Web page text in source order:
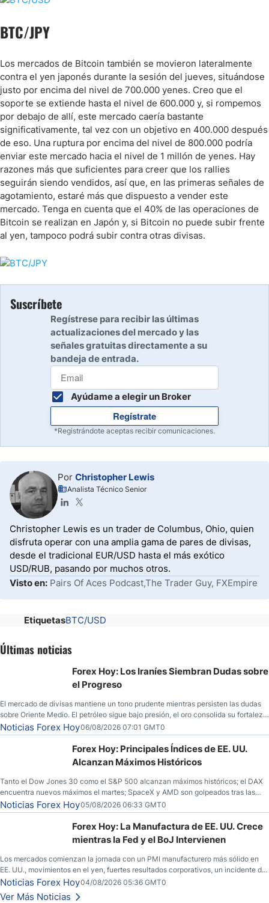
BTC/JPY
Los mercados de Bitcoin también se movieron lateralmente
contra el yen japonés durante la sesión del jueves, situándose
justo por encima del nivel de 700.000 yenes. Creo que el
soporte se extiende hasta el nivel de 600.000 y, si rompemos
por debajo de allí, este mercado caería bastante
significativamente, tal vez con un objetivo en 400.000 después
de eso. Una ruptura por encima del nivel de 800.000 podría
enviar este mercado hacia el nivel de 1 millón de yenes. Hay
razones más que suficientes para creer que los rallies
seguirán siendo vendidos, así que, en las primeras señales de
agotamiento, estaré más que dispuesto a vender este
mercado. Tenga en cuenta que el 40% de las operaciones de
Bitcoin se realizan en Japón y, si Bitcoin no puede subir frente
al yen, tampoco podrá subir contra otras divisas.
Suscríbete
Regístrese para recibir las últimas
actualizaciones del mercado y las
señales gratuitas directamente a su
bandeja de entrada.
Ayúdame a elegir un Broker
Regístrate
*Registrándote aceptas recibir comunicaciones.
Por Christopher Lewis
Analista Técnico Senior
Christopher Lewis es un trader de Columbus, Ohio, quien
disfruta operar con una amplia gama de pares de divisas,
desde el tradicional EUR/USD hasta el más exótico
USD/RUB, pasando por muchos otros.
Visto en: Pairs Of Aces Podcast,The Trader Guy, FXEmpire
EtiquetasBTC/USD
Últimas noticias
Forex Hoy: Los Iraníes Siembran Dudas sobre
el Progreso
El mercado de divisas mantiene un tono prudente mientras persisten las dudas
sobre Oriente Medio. El petróleo sigue bajo presión, el oro consolida su fortaleza
y los operadores esperan nuevas referencias económicas desde Estados
Unidos.
Noticias Forex Hoy06/08/2026 07:01 GMT0
Forex Hoy: Principales Índices de EE. UU.
Alcanzan Máximos Históricos
Tanto el Dow Jones 30 como el S&P 500 alcanzan máximos históricos; el DAX
encuentra nuevos máximos el martes; SpaceX y AMD son golpeados tras las
llamadas de ganancias; el petróleo crudo cae por debajo de los $80 con nuevas
esperanzas; el dólar estadounidense continúa intentando estabilizarse frente al
yen; el peso mexicano ve un repunte a medida que las tasas caen en EE. UU.
Noticias Forex Hoy05/08/2026 06:33 GMT0
Forex Hoy: La Manufactura de EE. UU. Crece
mientras la Fed y el BoJ Intervienen
Los mercados comienzan la jornada con un PMI manufacturero más sólido en
EE. UU., movimientos en el yen, fuertes resultados corporativos, un incidente de
seguridad en Bitcoin y nuevas señales desde el mercado del petróleo.
Noticias Forex Hoy04/08/2026 05:36 GMT0
Ver Más Noticias